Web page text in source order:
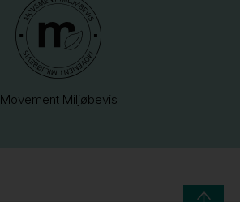
Movement Miljøbevis